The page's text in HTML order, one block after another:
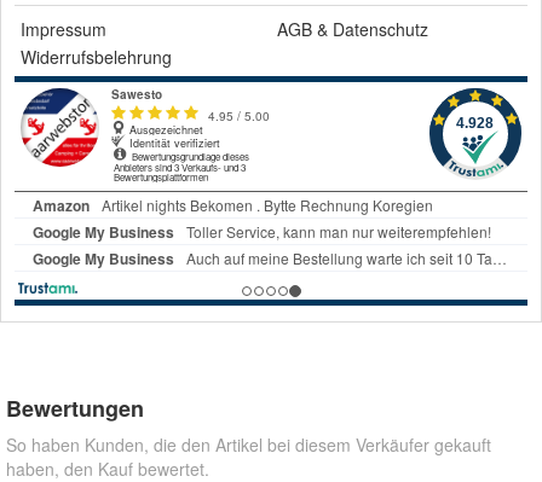
Impressum
AGB & Datenschutz
Widerrufsbelehrung
Bewertungen
So haben Kunden, die den Artikel bei diesem Verkäufer gekauft
haben, den Kauf bewertet.